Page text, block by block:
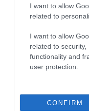
I want to allow
related to
I want to allow
related to
functionality and
user protection.
CONFIRM
Bioforma
saudáveis da marca